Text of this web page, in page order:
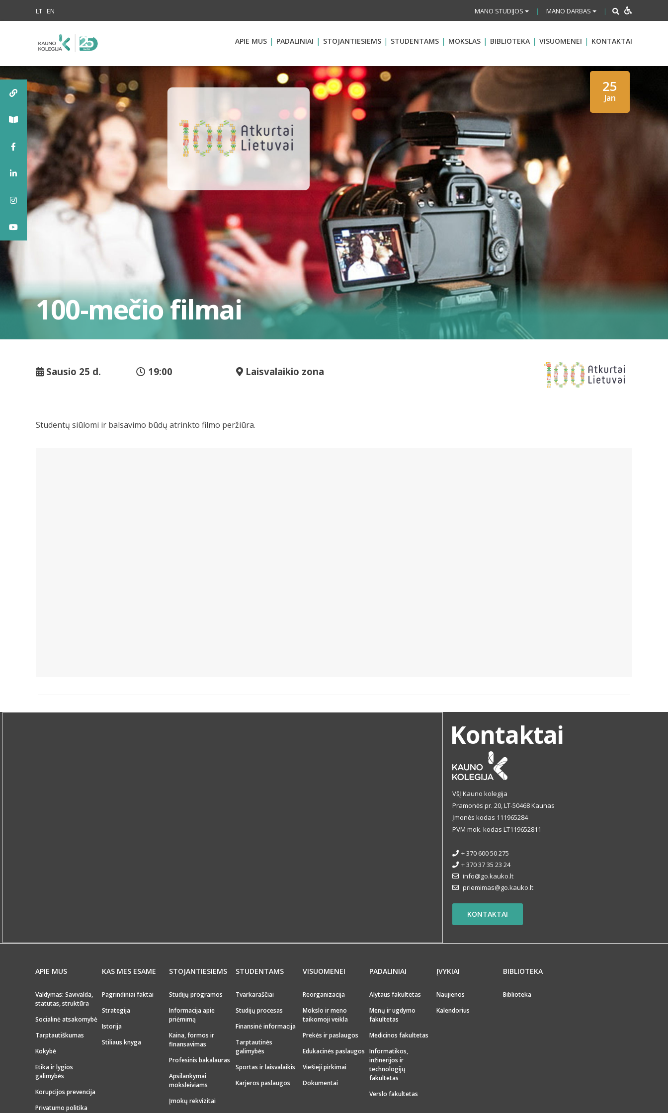
LT EN MANO STUDIJOS | MANO DARBAS |
APIE MUS PADALINIAI STOJANTIESIEMS STUDENTAMS MOKSLAS BIBLIOTEKA VISUOMENEI KONTAKTAI
25
Jan
100-mečio filmai
Sausio 25 d. 19:00 Laisvalaikio zona
Studentų siūlomi ir balsavimo būdų atrinkto filmo peržiūra.
Kontaktai
VšĮ Kauno kolegija
Pramonės pr. 20, LT-50468 Kaunas
Įmonės kodas 111965284
PVM mok. kodas LT119652811
+ 370 600 50 275
+ 370 37 35 23 24
info@go.kauko.lt
priemimas@go.kauko.lt
KONTAKTAI
APIE MUS
Valdymas: Savivalda,
statutas, struktūra
Socialinė atsakomybė
Tarptautiškumas
Kokybė
Etika ir lygios
galimybės
Korupcijos prevencija
Privatumo politika
KAS MES ESAME
Pagrindiniai faktai
Strategija
Istorija
Stiliaus knyga
STOJANTIESIEMS
Studijų programos
Informacija apie
priėmimą
Kaina, formos ir
finansavimas
Profesinis bakalauras
Apsilankymai
moksleiviams
Įmokų rekvizitai
STUDENTAMS
Tvarkaraščiai
Studijų procesas
Finansinė informacija
Tarptautinės
galimybės
Sportas ir laisvalaikis
Karjeros paslaugos
VISUOMENEI
Reorganizacija
Mokslo ir meno
taikomoji veikla
Prekės ir paslaugos
Edukacinės paslaugos
Viešieji pirkimai
Dokumentai
PADALINIAI
Alytaus fakultetas
Menų ir ugdymo
fakultetas
Medicinos fakultetas
Informatikos,
inžinerijos ir
technologijų
fakultetas
Verslo fakultetas
ĮVYKIAI
Naujienos
Kalendorius
BIBLIOTEKA
Biblioteka